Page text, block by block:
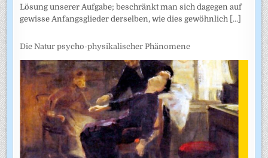
Lösung unserer Aufgabe; beschränkt man sich dagegen auf
gewisse Anfangsglieder derselben, wie dies gewöhnlich [...]
Die Natur psycho-physikalischer Phänomene